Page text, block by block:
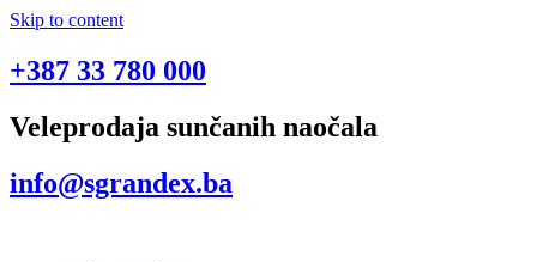
Skip to content
+387 33 780 000
Veleprodaja sunčanih naočala
info@sgrandex.ba